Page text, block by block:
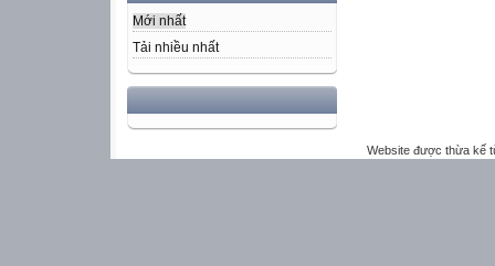
Mới nhất
Tải nhiều nhất
Website được thừa kế